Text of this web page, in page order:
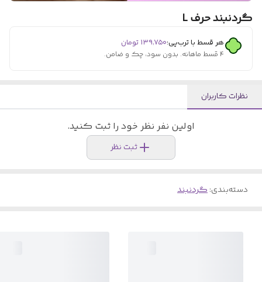
گردنبند حرف L
هر قسط با ترب‌پی:۱۳۹٬۷۵۰ تومان
۴ قسط ماهانه. بدون سود، چک و ضامن.
نظرات کاربران
اولین نفر نظر خود را ثبت کنید.
ثبت نظر
دسته‌بندی:گردنبند